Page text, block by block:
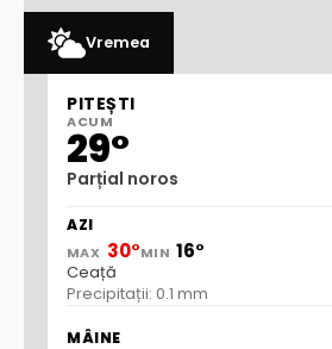
Vremea
PITEȘTI
ACUM
29°
Parțial noros
AZI
MAX 30°MIN 16°
Ceață
Precipitații: 0.1 mm
MÂINE